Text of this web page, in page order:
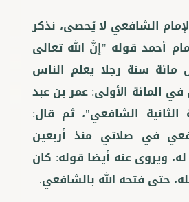
الشافعي لا يُحصى، نذكر
أحمد قوله "إنَّ الله تعالى
سنة رجلا يعلم الناس
المائة الأولى: عمر بن عبد
الثانية الشافعي"، ثم قال:
في صلاتي منذ أربعين
ويروى عنه أيضا قوله: كان